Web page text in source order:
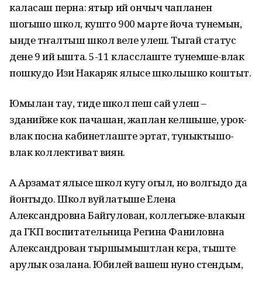
каласаш перна: ятыр ий ончыч чапланен
шогышо школ, кушто 900 марте йоча тунемын,
ынде тӱҥалтыш школ веле улеш. Тыгай статус
дене 9 ий ышта. 5-11 класслаште тунемше-влак
пошкудо Изи Накаряк ялысе школышко коштыт.
Юмылан тау, тиде школ пеш сай улеш –
зданийже кок пачашан, жаплан келшыше, урок-
влак посна кабинетлаште эртат, туныктышо-
влак коллективат виян.
А Арзамат ялысе школ кугу огыл, но волгыдо да
йоҥгыдо. Школ вуйлатыше Елена
Александровна Байгулован, коллегыже-влакын
да ГКП воспитательница Регина Фаниловна
Александрован тыршымыштлан кєра, тыште
арулык озалана. Юбилей вашеш нуно стендым,